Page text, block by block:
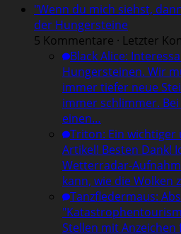
"Wenn du mich siehst,
der Hungersteine
5 Kommentare · Letzter
Black Alice:
Hungersteinen. Wir
immer tiefer neue
immer schlimmer.
einen…
Triton: Ein
Artikel! Besten Dank!
Wetterradar-
kann, wie die Wolken
Tanzfledermaus:
Stellen mit